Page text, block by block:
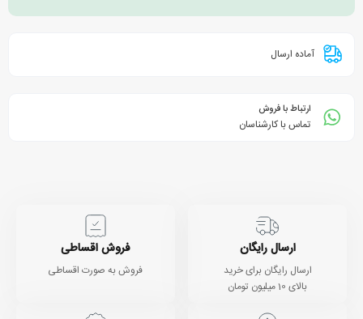
آماده ارسال
ارتباط با فروش
تماس با کارشناسان
ارسال رایگان
ارسال رایگان برای خرید
بالای 10 میلیون تومان
فروش اقساطی
فروش به صورت اقساطی